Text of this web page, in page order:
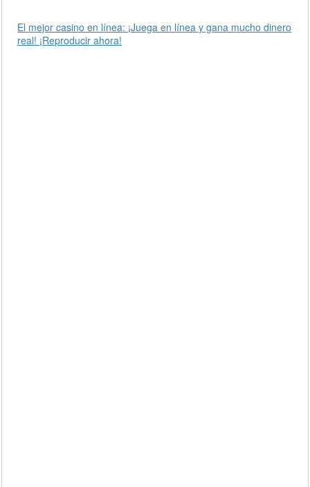
El mejor casino en línea: ¡Juega en línea y gana mucho dinero
real! ¡Reproducir ahora!